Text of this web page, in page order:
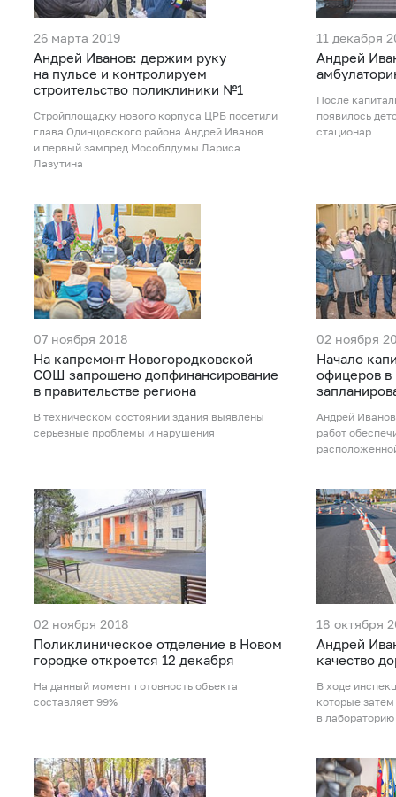
26 марта 2019
Андрей Иванов: держим руку
на пульсе и контролируем
строительство поликлиники №1
Стройплощадку нового корпуса ЦРБ посетили
глава Одинцовского района Андрей Иванов
и первый зампред Мособлдумы Лариса
Лазутина
11 декабря
Андрей
После
появилось
стационар
07 ноября 2018
На капремонт Новогородковской
СОШ запрошено допфинансирование
в правительстве региона
В техническом состоянии здания выявлены
серьезные проблемы и нарушения
02 ноября
Начало
офицеров
Андрей
работ
02 ноября 2018
Поликлиническое отделение в Новом
городке откроется 12 декабря
На данный момент готовность объекта
составляет 99%
18 октября
Андрей
качество
В ходе
которые
в лабораторию